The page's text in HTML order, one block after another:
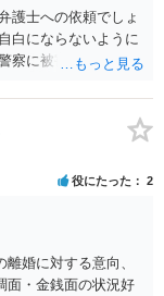
だけでなく、「同意
とが困難な状態」で
護士への依頼でしょ
白にならないように
察に被害届を出すと
。
役にたった 2
婚に対する意向、
面・金銭面の状況好